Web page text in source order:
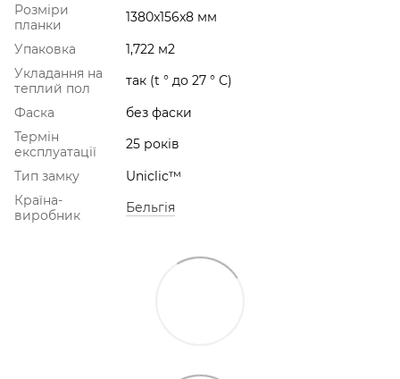
Розміри
планки
1380x156x8 мм
Упаковка
1,722 м2
Укладання на
теплий пол
так (t ° до 27 ° С)
Фаска
без фаски
Термін
експлуатації
25 років
Тип замку
Uniclic™
Країна-
виробник
Бельгія